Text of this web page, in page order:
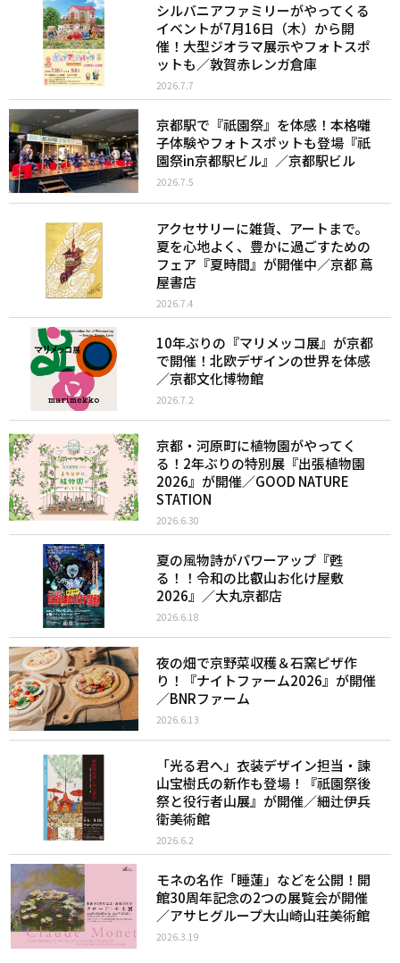
シルバニアファミリーがやってくる
イベントが7月16日（木）から開
催！大型ジオラマ展示やフォトスポ
ットも／敦賀赤レンガ倉庫
2026.7.7
京都駅で『祇園祭』を体感！本格囃
子体験やフォトスポットも登場『祇
園祭in京都駅ビル』／京都駅ビル
2026.7.5
アクセサリーに雑貨、アートまで。
夏を心地よく、豊かに過ごすための
フェア『夏時間』が開催中／京都 蔦
屋書店
2026.7.4
10年ぶりの『マリメッコ展』が京都
で開催！北欧デザインの世界を体感
／京都文化博物館
2026.7.2
京都・河原町に植物園がやってく
る！2年ぶりの特別展『出張植物園
2026』が開催／GOOD NATURE
STATION
2026.6.30
夏の風物詩がパワーアップ『甦
る！！令和の比叡山お化け屋敷
2026』／大丸京都店
2026.6.18
夜の畑で京野菜収穫＆石窯ピザ作
り！『ナイトファーム2026』が開催
／BNRファーム
2026.6.13
「光る君へ」衣装デザイン担当・諫
山宝樹氏の新作も登場！『祇園祭後
祭と役行者山展』が開催／細辻伊兵
衛美術館
2026.6.2
モネの名作「睡蓮」などを公開！開
館30周年記念の2つの展覧会が開催
／アサヒグループ大山崎山荘美術館
2026.3.19